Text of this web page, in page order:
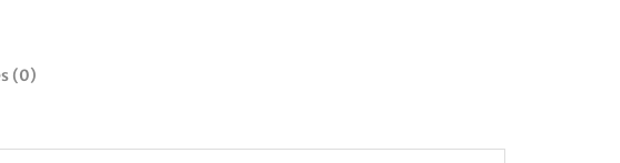
(0)